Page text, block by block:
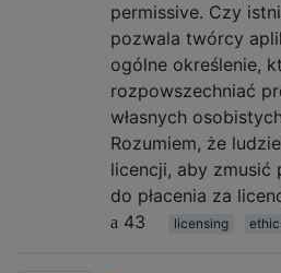
permissive. Czy
pozwala twórcy
ogólne określenie,
rozpowszechniać
własnych
Rozumiem, że
licencji, aby
do płacenia za
43
licensing